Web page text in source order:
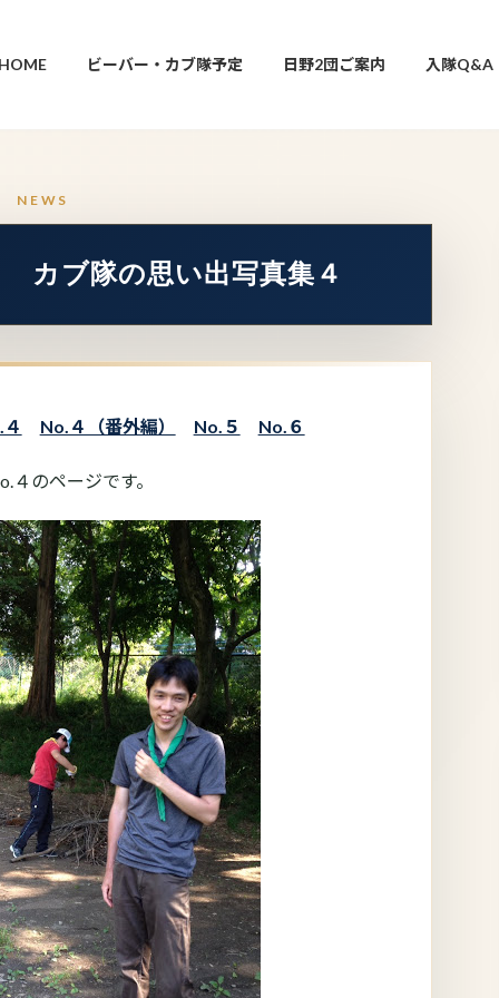
ビーバー・カブ隊予定 日野2団ご案内 入隊Q&A
カブ隊の思い出写真集４
No.４（番外編） No.５ No.６
４のページです。